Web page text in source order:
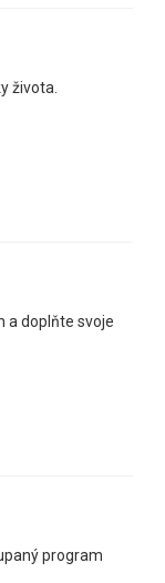
života.
a doplňte svoje
program